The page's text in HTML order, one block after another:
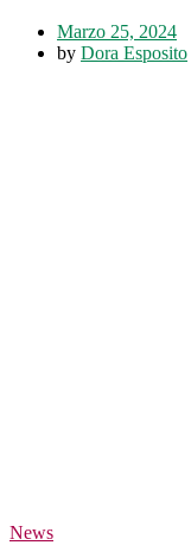
Marzo 25, 2024
by Dora Esposito
News